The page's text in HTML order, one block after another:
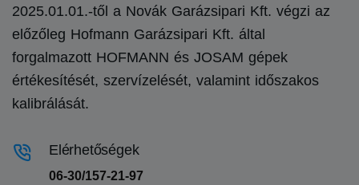
2025.01.01.-től a Novák Garázsipari Kft. végzi az
előzőleg Hofmann Garázsipari Kft. által
forgalmazott HOFMANN és JOSAM gépek
értékesítését, szervízelését, valamint időszakos
kalibrálását.
Elérhetőségek
06-30/157-21-97